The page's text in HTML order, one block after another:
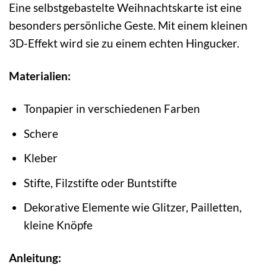
Eine selbstgebastelte Weihnachtskarte ist eine
besonders persönliche Geste. Mit einem kleinen
3D-Effekt wird sie zu einem echten Hingucker.
Materialien:
Tonpapier in verschiedenen Farben
Schere
Kleber
Stifte, Filzstifte oder Buntstifte
Dekorative Elemente wie Glitzer, Pailletten,
kleine Knöpfe
Anleitung: